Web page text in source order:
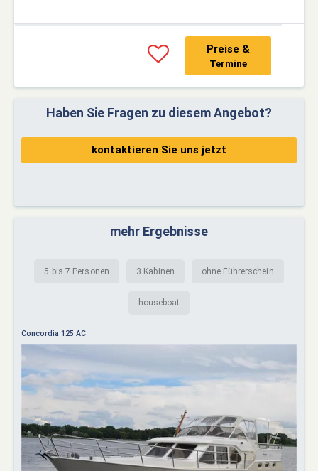
Preise &
Termine
Haben Sie Fragen zu diesem Angebot?
kontaktieren Sie uns jetzt
mehr Ergebnisse
5 bis 7 Personen 3 Kabinen ohne Führerschein
houseboat
Concordia 125 AC